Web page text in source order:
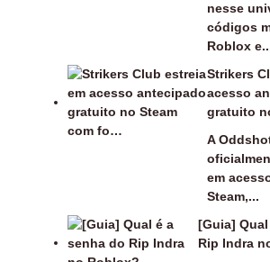
nesse
códigos
Roblox
Strikers
acesso
gratuito
A
em
Steam,...
[Guia]
Rip Indra